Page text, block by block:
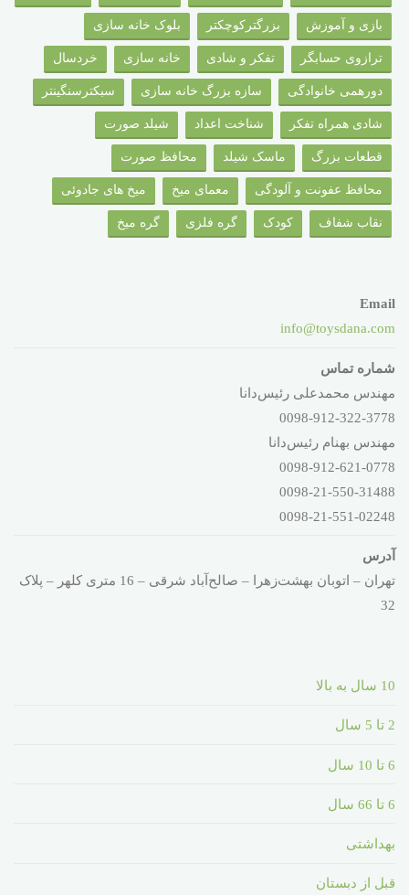
بازی و آموزش بزرگترکوچکتر بلوک خانه سازی
ترازوی حسابگر تفکر و شادی خانه سازی خردسال
دورهمی خانوادگی سازه بزرگ خانه سازی سبکترسنگینتر
شادی همراه تفکر شناخت اعداد شیلد صورت
قطعات بزرگ ماسک شیلد محافظ صورت
محافظ عفونت و آلودگی معمای میخ میخ های جادوئی
نقاب شفاف کودک گره فلزی گره میخ
Email
info@toysdana.com
شماره تماس
مهندس محمدعلی رئیس‌دانا
0098-912-322-3778
مهندس بهنام رئیس‌دانا
0098-912-621-0778
0098-21-550-31488
0098-21-551-02248
آدرس
تهران – اتوبان بهشت‌زهرا – صالح‌آباد شرقی – 16 متری کلهر – پلاک
32
10 سال به بالا
2 تا 5 سال
6 تا 10 سال
6 تا 66 سال
بهداشتی
قبل از دبستان